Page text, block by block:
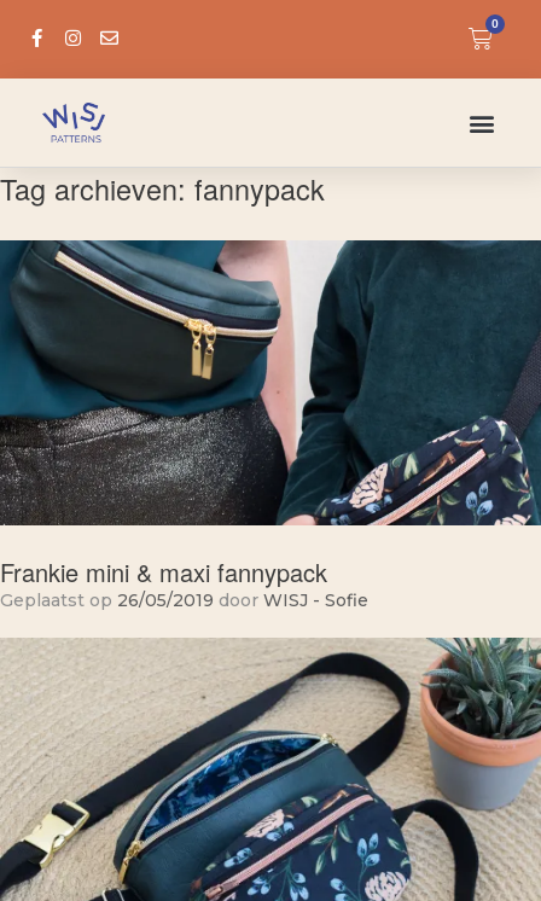
0
Tag archieven: fannypack
Frankie mini & maxi fannypack
Geplaatst op 26/05/2019 door WISJ - Sofie